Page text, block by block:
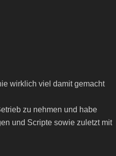
wirklich viel damit gemacht
zu nehmen und habe
und Scripte sowie zuletzt mit